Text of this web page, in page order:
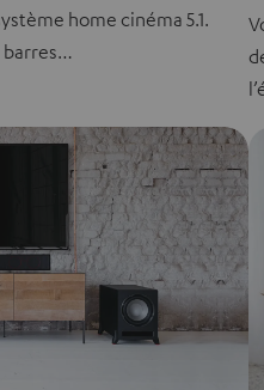
home cinéma 5.1.
barres…